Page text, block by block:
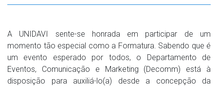
A UNIDAVI sente-se honrada em participar de um
momento tão especial como a Formatura. Sabendo que é
um evento esperado por todos, o Departamento de
Eventos, Comunicação e Marketing (Decomm) está à
disposição para auxiliá-lo(a) desde a concepção da